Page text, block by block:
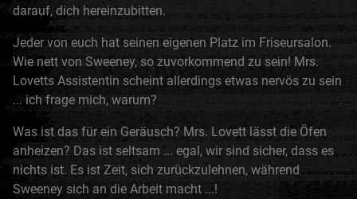
darauf, dich hereinzubitten.
Jeder von euch hat seinen eigenen Platz im Friseursalon.
Wie nett von Sweeney, so zuvorkommend zu sein! Mrs.
Lovetts Assistentin scheint allerdings etwas nervös zu sein
... ich frage mich, warum?
Was ist das für ein Geräusch? Mrs. Lovett lässt die Öfen
anheizen? Das ist seltsam ... egal, wir sind sicher, dass es
nichts ist. Es ist Zeit, sich zurückzulehnen, während
Sweeney sich an die Arbeit macht ...!